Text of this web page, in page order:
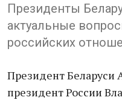
Президенты
актуальные
российских
Президент Беларуси
президент России